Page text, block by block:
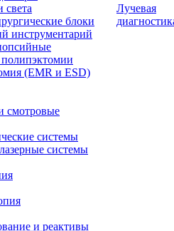
света
блоки
инструментарий
(EMR и ESD)
смотровые
системы
системы
и реактивы
Лучевая